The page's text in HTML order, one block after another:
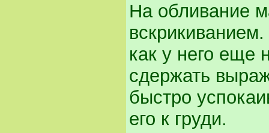
На обливание
как у него еще
сдержать
быстро
его к груди.